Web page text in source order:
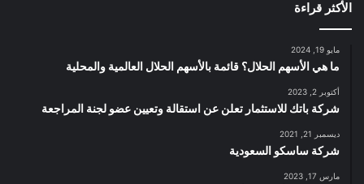
الأكثر قراءة
مايو 19, 2024
ما هي الأسهم الحلال؟ قائمة بالأسهم الحلال العالمية والمحلية
أكتوبر 2, 2023
شركة باتك للاستثمار تعلن عن استقالة وتعيين عضو لجنة المراجعة
ديسمبر 21, 2021
شركة ساسكو السعودية
مارس 17, 2023